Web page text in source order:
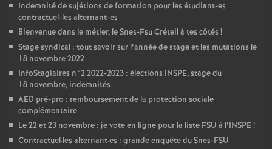
Indemnité de sujétions de formation pour les étudiant-es
contractuel-les alternant-es
Bienvenue dans le métier, le Snes-Fsu Créteil à tes côtés !
Stage syndical : tout savoir sur l’année de stage et les mutations le
18 novembre 2022
InfoStagiaires n°2 2022-2023 : élections INSPE, stage du
18 novembre, indemnités
AED pré-pro : remboursement de la protection sociale
complémentaire
Le 22 et 23 novembre : je vote en ligne pour la liste FSU à l’INSPE !
Contractuel·les alternant·es : grande enquête du Snes-FSU